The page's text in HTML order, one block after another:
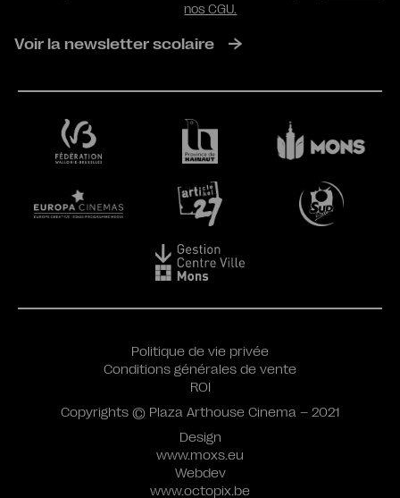
nos CGU.
Voir la newsletter scolaire
Design
www.moxs.eu
Webdev
www.octopix.be
Politique de vie privée
Conditions générales de vente
ROI
Copyrights © Plaza Arthouse Cinema – 2021